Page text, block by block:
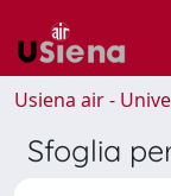
Usiena air -
Sfoglia